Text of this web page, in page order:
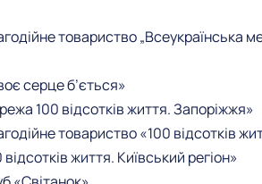
товариство „Всеукраїнська
серце б’ється»
100 відсотків життя. Запоріжжя»
товариство «100 відсотків
життя. Київський регіон»